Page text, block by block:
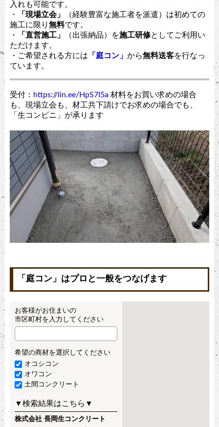
入れも可能です。
・
「現場立会」
（経験豊富な施工者を派遣）は初めての
施工に限り 無料です。
・
「直営施工」 （出張納品）を施工研修としてご利用い
ただけます。
・ご希望される方には 「庭コン」 から無料送客を行なっ
ています。
受付： https://lin.ee/HpS7I5a 材料をお買い求めの場合
も、現場立会も、材工共下請けでお求めの場合でも、
「生コンビニ」が承ります
「庭コン」はプロと一般をつなげます